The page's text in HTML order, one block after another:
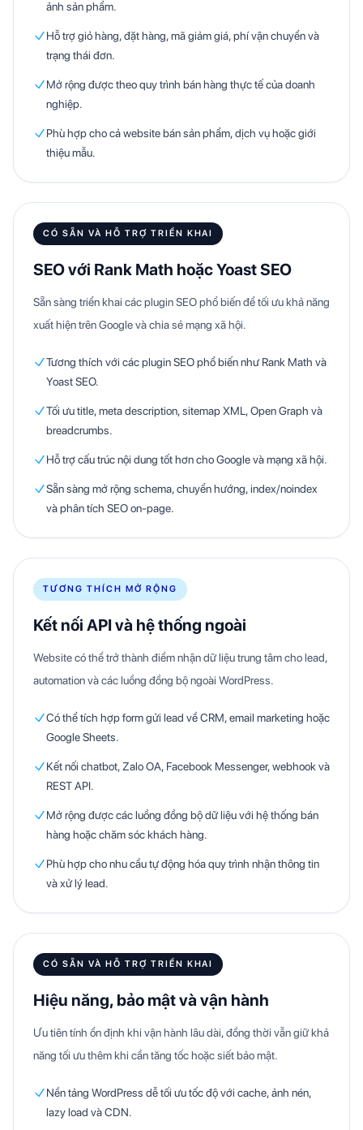
ảnh sản phẩm.
Hỗ trợ giỏ hàng, đặt hàng, mã giảm giá, phí vận chuyển và
trạng thái đơn.
Mở rộng được theo quy trình bán hàng thực tế của doanh
nghiệp.
Phù hợp cho cả website bán sản phẩm, dịch vụ hoặc giới
thiệu mẫu.
CÓ SẴN VÀ HỖ TRỢ TRIỂN KHAI
SEO với Rank Math hoặc Yoast SEO
Sẵn sàng triển khai các plugin SEO phổ biến để tối ưu khả năng
xuất hiện trên Google và chia sẻ mạng xã hội.
Tương thích với các plugin SEO phổ biến như Rank Math và
Yoast SEO.
Tối ưu title, meta description, sitemap XML, Open Graph và
breadcrumbs.
Hỗ trợ cấu trúc nội dung tốt hơn cho Google và mạng xã hội.
Sẵn sàng mở rộng schema, chuyển hướng, index/noindex
và phân tích SEO on-page.
TƯƠNG THÍCH MỞ RỘNG
Kết nối API và hệ thống ngoài
Website có thể trở thành điểm nhận dữ liệu trung tâm cho lead,
automation và các luồng đồng bộ ngoài WordPress.
Có thể tích hợp form gửi lead về CRM, email marketing hoặc
Google Sheets.
Kết nối chatbot, Zalo OA, Facebook Messenger, webhook và
REST API.
Mở rộng được các luồng đồng bộ dữ liệu với hệ thống bán
hàng hoặc chăm sóc khách hàng.
Phù hợp cho nhu cầu tự động hóa quy trình nhận thông tin
và xử lý lead.
CÓ SẴN VÀ HỖ TRỢ TRIỂN KHAI
Hiệu năng, bảo mật và vận hành
Ưu tiên tính ổn định khi vận hành lâu dài, đồng thời vẫn giữ khả
năng tối ưu thêm khi cần tăng tốc hoặc siết bảo mật.
Nền tảng WordPress dễ tối ưu tốc độ với cache, ảnh nén,
lazy load và CDN.